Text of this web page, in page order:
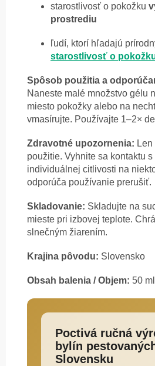
starostlivosť o pokožku
prostrediu
ľudí, ktorí hľadajú
starostlivosť o
Spôsob použitia a
Naneste malé množstvo gélu
miesto pokožky alebo na
vmasírujte. Používajte 1–2×
Zdravotné upozornenia:
použitie. Vyhnite sa kontaktu s
individuálnej citlivosti na
odporúča používanie prerušiť.
Skladovanie: Skladujte na
mieste pri izbovej teplote.
slnečným žiarením.
Krajina pôvodu: Slovensko
Obsah balenia / Objem: 50 ml
Poctivá ručná
bylín
Slovensku